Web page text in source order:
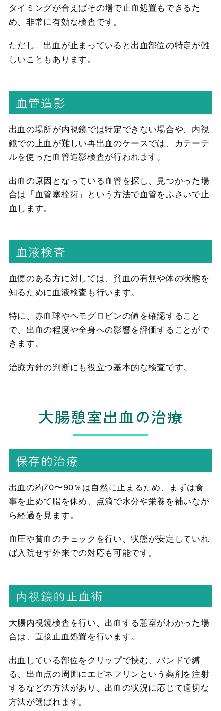
タイミングが合えばその場で止血処置もできるた
め、非常に有効な検査です。
ただし、出血が止まっていると出血部位の特定が難
しいこともあります。
血管造影
出血の場所が内視鏡では特定できない場合や、内視
鏡での止血が難しい再出血のケースでは、カテーテ
ルを使った血管造影検査が行われます。
出血の原因となっている血管を探し、見つかった場
合は「血管塞栓術」という方法で血管をふさいで止
血します。
血液検査
血便のある方に対しては、貧血の有無や体の状態を
知るために血液検査も行います。
特に、赤血球やヘモグロビンの値を確認すること
で、出血の程度や全身への影響を評価することがで
きます。
治療方針の判断にも役立つ基本的な検査です。
大腸憩室出血の治療
保存的治療
出血の約70〜90％は自然に止まるため、まずは食
事を止めて腸を休め、点滴で水分や栄養を補いなが
ら経過を見ます。
血圧や貧血のチェックを行い、状態が安定していれ
ば入院せず外来での対応も可能です。
内視鏡的止血術
大腸内視鏡検査を行い、出血する憩室がわかった場
合は、直接止血処置を行います。
出血している部位をクリップで挟む、バンドで縛
る、出血点の周囲にエピネフリンという薬剤を注射
するなどの方法があり、出血の状況に応じて適切な
方法が選ばれます。